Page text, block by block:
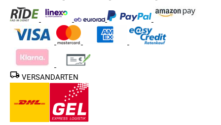
VERSANDARTEN